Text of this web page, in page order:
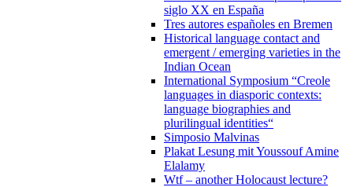
siglo XX en España
Tres autores españoles en Bremen
Historical language contact and
emergent / emerging varieties in the
Indian Ocean
International Symposium “Creole
languages in diasporic contexts:
language biographies and
plurilingual identities“
Simposio Malvinas
Plakat Lesung mit Youssouf Amine
Elalamy
Wtf – another Holocaust lecture?